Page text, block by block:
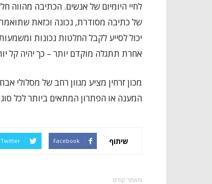
לחיי היומיום של אנשים. הכתיבה מהווה
של כתיבה מסודרת, נכונה וכזאת
יכול לסייע לקבל החלטות נכונות
אחרת תתגלה מוקדם יותר – כך יהיה קל
מכון זרחין מציע מגוון רחב של מסלולי
המענה או הפתרון המתאים ביותר לכל
שיתוף Facebook
Twitter
מאמר קודם